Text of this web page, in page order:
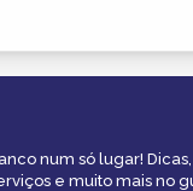
num só lugar!
e muito mais no